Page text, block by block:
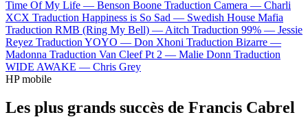
Time Of My Life — Benson Boone Traduction Camera — Charli
XCX Traduction Happiness is So Sad — Swedish House Mafia
Traduction RMB (Ring My Bell) — Aitch Traduction 99% — Jessie
Reyez Traduction YOYO — Don Xhoni Traduction Bizarre —
Madonna Traduction Van Cleef Pt 2 — Malie Donn Traduction
WIDE AWAKE — Chris Grey
HP mobile
Les plus grands succès de Francis Cabrel